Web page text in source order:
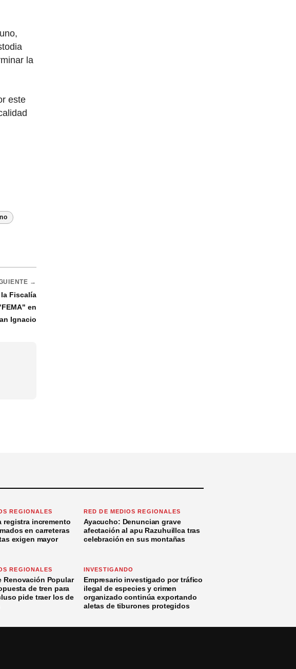
la
este
→
Fiscalía
en
Ignacio
REGIONALES
registra incremento
en carreteras
exigen mayor
RED DE MEDIOS REGIONALES
Ayacucho: Denuncian grave
afectación al apu Razuhuillca tras
celebración en sus montañas
REGIONALES
Renovación Popular
de tren para
pide traer los de
INVESTIGANDO
Empresario investigado por tráfico
ilegal de especies y crimen
organizado continúa exportando
aletas de tiburones protegidos